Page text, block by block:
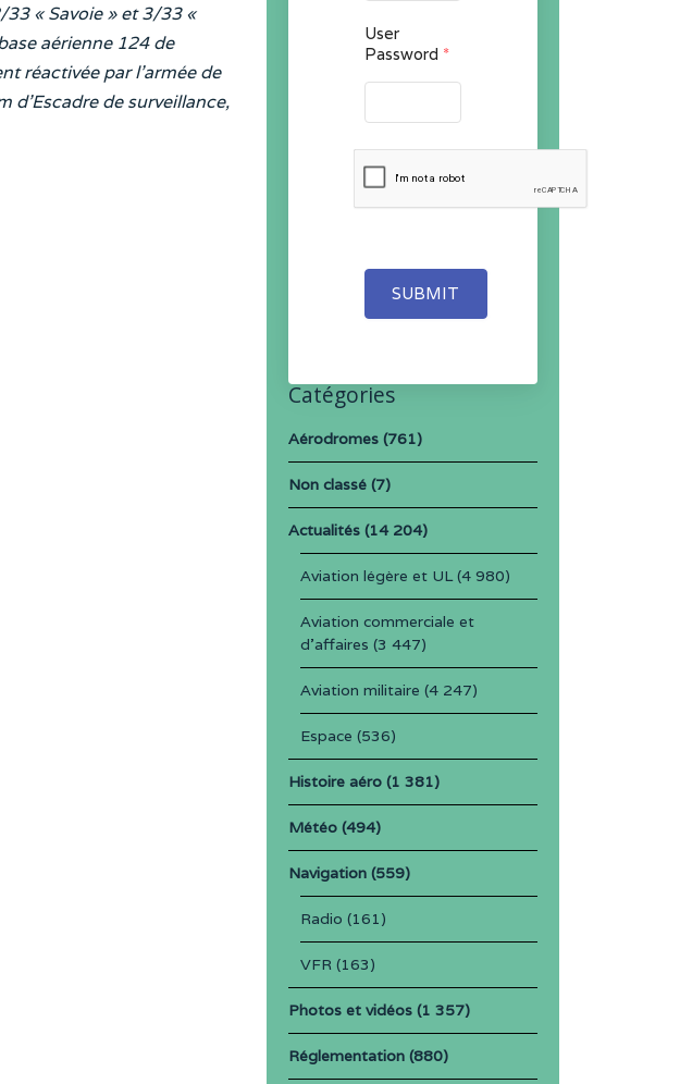
« Savoie » et 3/33 «
aérienne 124 de
réactivée par l’armée de
d’Escadre de surveillance,
User
Password *
SUBMIT
Catégories
Aérodromes(761)
Non classé(7)
Actualités(14 204)
Aviation légère et UL(4 980)
Aviation commerciale et
d'affaires (3 447)
Aviation militaire (4 247)
Espace (536)
Histoire aéro(1 381)
Météo(494)
Navigation(559)
Radio (161)
VFR (163)
Photos et vidéos(1 357)
Réglementation(880)